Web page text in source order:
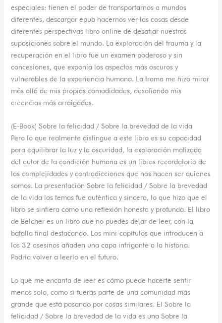
especiales: tienen el poder de transportarnos a mundos
diferentes, descargar epub hacernos ver las cosas desde
diferentes perspectivas libro online​ de desafiar nuestras
suposiciones sobre el mundo. La exploración del trauma y la
recuperación en el libro fue un examen poderoso y sin
concesiones, que exponía los aspectos más oscuros y
vulnerables de la experiencia humana. La trama me hizo mirar
más allá de mis propias comodidades, desafiando mis
creencias más arraigadas.
(E-Book) Sobre la felicidad / Sobre la brevedad de la vida
Pero lo que realmente distingue a este libro es su capacidad
para equilibrar la luz y la oscuridad, la exploración matizada
del autor de la condición humana es un libros recordatorio de
las complejidades y contradicciones que nos hacen ser quienes
somos. La presentación Sobre la felicidad / Sobre la brevedad
de la vida los temas fue auténtica y sincera, lo que hizo que el
libro se sintiera como una reflexión honesta y profunda. El libro
de Belcher es un libro que no puedes dejar de leer, con la
batalla final destacando. Los mini-capítulos que introducen a
los 32 asesinos añaden una capa intrigante a la historia.
Podría volver a leerlo en el futuro.
Lo que me encanta de leer es cómo puede hacerte sentir
menos solo, como si fueras parte de una comunidad más
grande que está pasando por cosas similares. El Sobre la
felicidad / Sobre la brevedad de la vida es una Sobre la